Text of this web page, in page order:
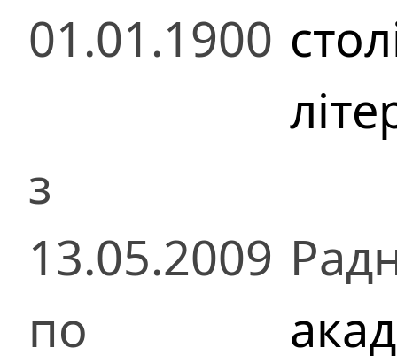
01.01.1900
з
13.05.2009
по